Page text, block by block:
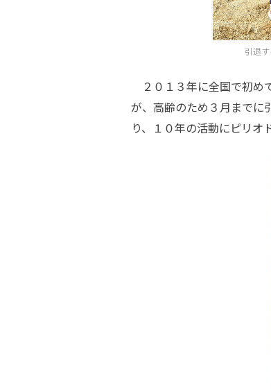
引退
２０１３年に全国で初め
が、高齢のため３月までに
り、１０年の活動にピリオ